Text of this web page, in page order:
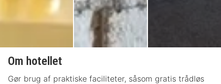
Om hotellet
Gør brug af praktiske faciliteter, såsom gratis trådløs